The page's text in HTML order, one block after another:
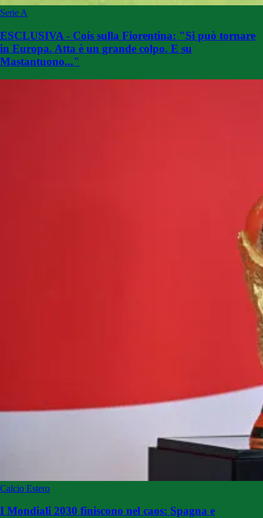
Serie A
ESCLUSIVA - Cois sulla Fiorentina: "Si può tornare
in Europa. Atta è un grande colpo. E su
Mastantuono..."
Calcio Estero
I Mondiali 2030 finiscono nel caos: Spagna e